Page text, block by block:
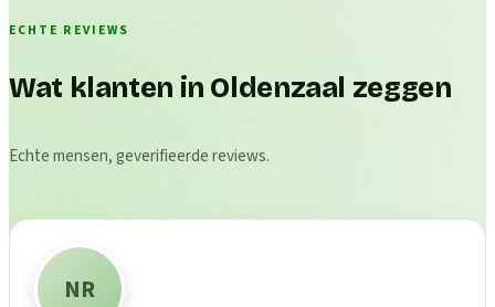
ECHTE REVIEWS
Wat klanten in Oldenzaal zeggen
Echte mensen, geverifieerde reviews.
NR